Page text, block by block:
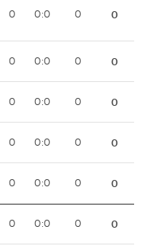
0 0:0 0 0
0 0:0 0 0
0 0:0 0 0
0 0:0 0 0
0 0:0 0 0
0 0:0 0 0